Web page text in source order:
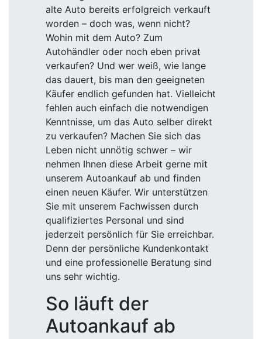
alte Auto bereits erfolgreich verkauft
worden – doch was, wenn nicht?
Wohin mit dem Auto? Zum
Autohändler oder noch eben privat
verkaufen? Und wer weiß, wie lange
das dauert, bis man den geeigneten
Käufer endlich gefunden hat. Vielleicht
fehlen auch einfach die notwendigen
Kenntnisse, um das Auto selber direkt
zu verkaufen? Machen Sie sich das
Leben nicht unnötig schwer – wir
nehmen Ihnen diese Arbeit gerne mit
unserem Autoankauf ab und finden
einen neuen Käufer. Wir unterstützen
Sie mit unserem Fachwissen durch
qualifiziertes Personal und sind
jederzeit persönlich für Sie erreichbar.
Denn der persönliche Kundenkontakt
und eine professionelle Beratung sind
uns sehr wichtig.
So läuft der
Autoankauf ab